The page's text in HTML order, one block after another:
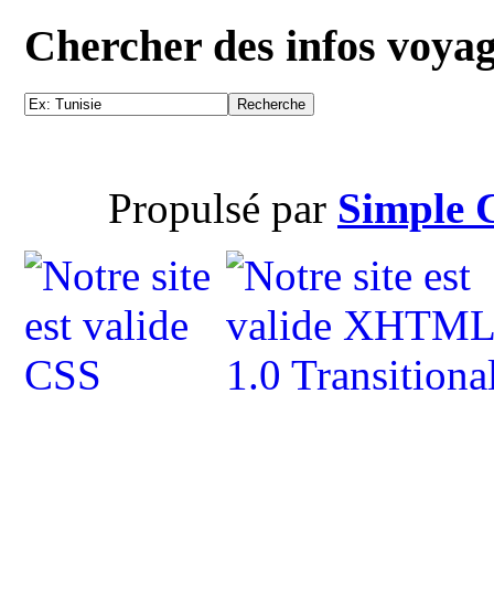
Chercher des infos
Propulsé par Simple